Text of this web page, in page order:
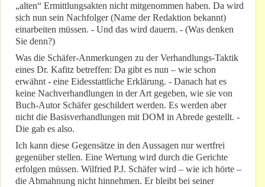
„alten“ Ermittlungsakten nicht mitgenommen haben. Da wird
sich nun sein Nachfolger (Name der Redaktion bekannt)
einarbeiten müssen. - Und das wird dauern. - (Was denken
Sie denn?)
Was die Schäfer-Anmerkungen zu der Verhandlungs-Taktik
eines Dr. Kafitz betreffen: Da gibt es nun – wie schon
erwähnt - eine Eidesstattliche Erklärung. - Danach hat es
keine Nachverhandlungen in der Art gegeben, wie sie von
Buch-Autor Schäfer geschildert werden. Es werden aber
nicht die Basisverhandlungen mit DOM in Abrede gestellt. -
Die gab es also.
Ich kann diese Gegensätze in den Aussagen nur wertfrei
gegenüber stellen. Eine Wertung wird durch die Gerichte
erfolgen müssen. Wilfried P.J. Schäfer wird – wie ich hörte –
die Abmahnung nicht hinnehmen. Er bleibt bei seiner